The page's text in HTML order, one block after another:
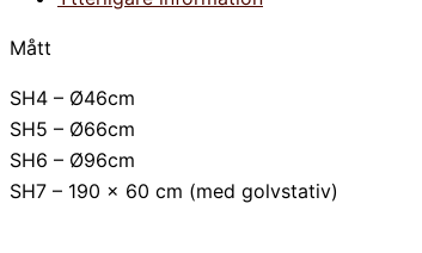
Mått
SH4 – Ø46cm
SH5 – Ø66cm
SH6 – Ø96cm
SH7 – 190 x 60 cm (med golvstativ)